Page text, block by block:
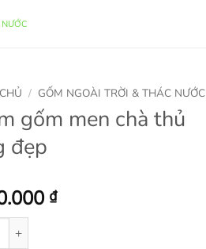
/ GỐM NGOÀI TRỜI & THÁC NƯỚC
gốm men chà thủ
đẹp
₫
men chà thủ công đẹp số lượng